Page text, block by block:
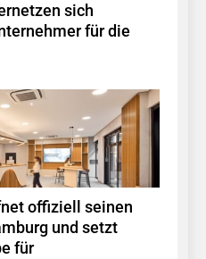
sich
für die
offiziell seinen
und setzt
für